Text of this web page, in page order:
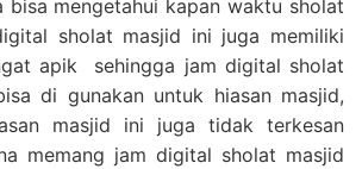
bisa mengetahui kapan waktu sholat
sholat masjid ini juga memiliki
apik sehingga jam digital sholat
di gunakan untuk hiasan masjid,
masjid ini juga tidak terkesan
memang jam digital sholat masjid